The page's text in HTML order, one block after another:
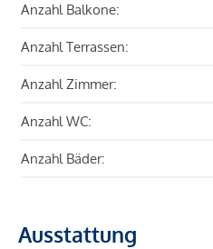
Anzahl Balkone:
Anzahl Terrassen:
Anzahl Zimmer:
Anzahl WC:
Anzahl Bäder:
Ausstattung